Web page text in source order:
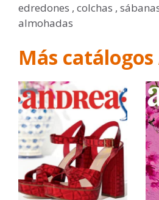
edredones , colchas ,
almohadas
Más